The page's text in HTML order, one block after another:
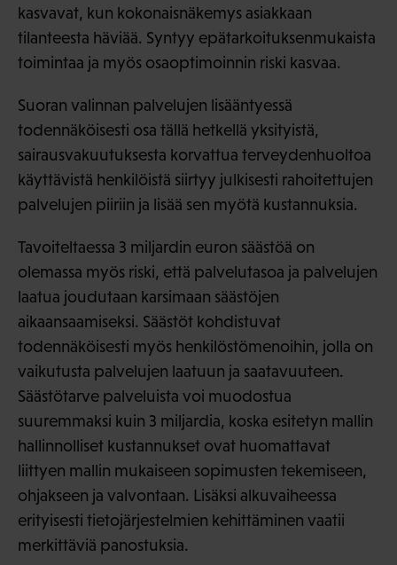
kasvavat, kun kokonaisnäkemys asiakkaan
tilanteesta häviää. Syntyy epätarkoituksenmukaista
toimintaa ja myös osaoptimoinnin riski kasvaa.
Suoran valinnan palvelujen lisääntyessä
todennäköisesti osa tällä hetkellä yksityistä,
sairausvakuutuksesta korvattua terveydenhuoltoa
käyttävistä henkilöistä siirtyy julkisesti rahoitettujen
palvelujen piiriin ja lisää sen myötä kustannuksia.
Tavoiteltaessa 3 miljardin euron säästöä on
olemassa myös riski, että palvelutasoa ja palvelujen
laatua joudutaan karsimaan säästöjen
aikaansaamiseksi. Säästöt kohdistuvat
todennäköisesti myös henkilöstömenoihin, jolla on
vaikutusta palvelujen laatuun ja saatavuuteen.
Säästötarve palveluista voi muodostua
suuremmaksi kuin 3 miljardia, koska esitetyn mallin
hallinnolliset kustannukset ovat huomattavat
liittyen mallin mukaiseen sopimusten tekemiseen,
ohjakseen ja valvontaan. Lisäksi alkuvaiheessa
erityisesti tietojärjestelmien kehittäminen vaatii
merkittäviä panostuksia.